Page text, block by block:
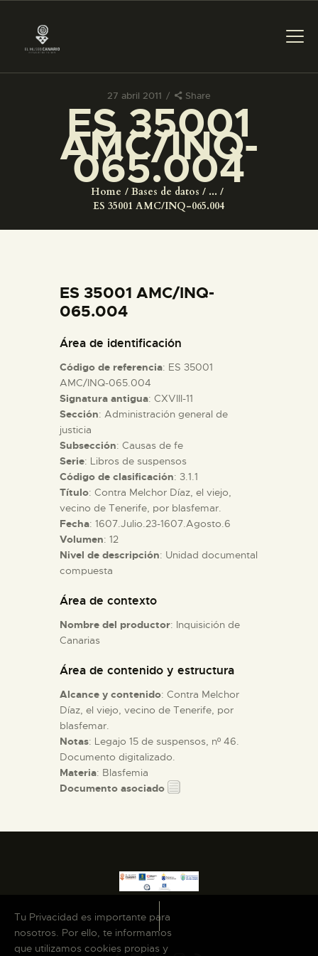
27 abril 2011 Share
ES 35001
AMC/INQ-
065.004
Home Bases de datos
...
ES 35001 AMC/INQ-065.004
PREPARAR LA VISITA
ACTIVIDADES
COLECCIONES
ESPAÑOL
PREPARAR LA VISITA
ACTIVIDADES
█
EL MUSEO
DIDÁCTICA
ESPAÑOL
ES 35001 AMC/INQ-
065.004
Área de identificación
Código de referencia: ES 35001
AMC/INQ-065.004
Signatura antigua: CXVIII-11
Sección: Administración general de
justicia
Subsección: Causas de fe
Serie: Libros de suspensos
Código de clasificación: 3.1.1
Título: Contra Melchor Díaz, el viejo,
vecino de Tenerife, por blasfemar.
Fecha: 1607.Julio.23-1607.Agosto.6
Volumen: 12
Nivel de descripción: Unidad documental
compuesta
Área de contexto
Nombre del productor: Inquisición de
Canarias
Área de contenido y estructura
Alcance y contenido: Contra Melchor
Díaz, el viejo, vecino de Tenerife, por
blasfemar.
Notas: Legajo 15 de suspensos, nº 46.
Documento digitalizado.
Materia: Blasfemia
Documento asociado
Tu Privacidad es importante para
nosotros. Por ello, te informamos
que utilizamos cookies propias y